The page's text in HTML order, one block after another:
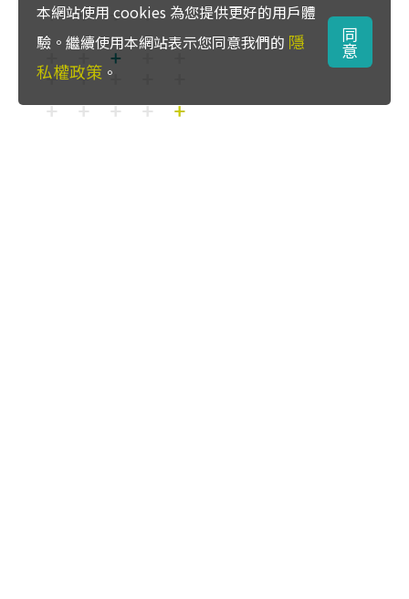
本網站使用 cookies 為您提供更好的用戶體
驗。繼續使用本網站表示您同意我們的 隱
私權政策 。
同
意